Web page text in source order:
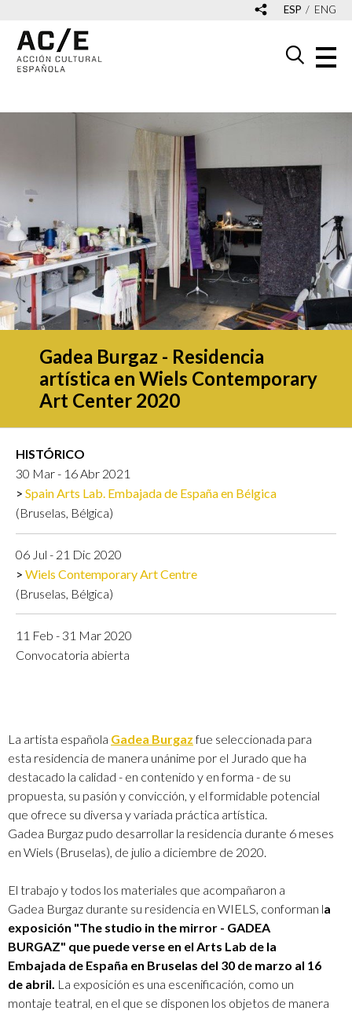
ESP ENG
Gadea Burgaz - Residencia
artística en Wiels Contemporary
Art Center 2020
HISTÓRICO
30 Mar - 16 Abr 2021
Spain Arts Lab. Embajada de España en Bélgica
(Bruselas, Bélgica)
06 Jul - 21 Dic 2020
Wiels Contemporary Art Centre
(Bruselas, Bélgica)
11 Feb - 31 Mar 2020
Convocatoria abierta
La artista española Gadea Burgazfue seleccionada para
esta residencia de manera unánime por el Jurado que ha
destacado la calidad - en contenido y en forma - de su
propuesta, su pasión y convicción, y el formidable potencial
que ofrece su diversa y variada práctica artística.
Gadea Burgaz pudo desarrollar la residencia durante 6 meses
en Wiels (Bruselas), de julio a diciembre de 2020.
El trabajo y todos los materiales que acompañaron a
Gadea Burgaz durante su residencia en WIELS, conforman la
exposición "The studio in the mirror - GADEA
BURGAZ" que puede verse en el Arts Lab de la
Embajada de España en Bruselas del 30 de marzo al 16
de abril. La exposición es una escenificación, como un
montaje teatral, en el que se disponen los objetos de manera